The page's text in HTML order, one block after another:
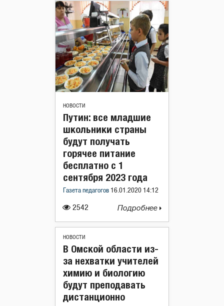
НОВОСТИ
2542
Путин: все младшие
школьники страны
будут получать
горячее питание
бесплатно с 1
сентября 2023 года
Газета педагогов 16.01.2020 14:12
Подробнее
НОВОСТИ
В Омской области из-
за нехватки учителей
химию и биологию
будут преподавать
дистанционно